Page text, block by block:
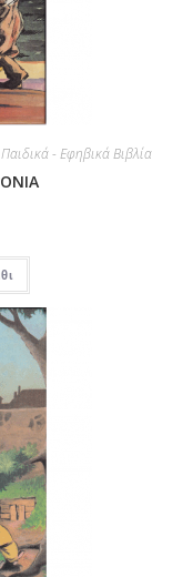
Παιδικά - Εφηβικά Βιβλία